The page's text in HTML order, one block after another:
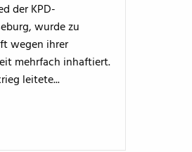
der KPD-
wurde zu
wegen ihrer
mehrfach inhaftiert.
leitete...